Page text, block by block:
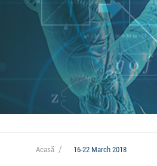
Acasă 16-22 March 2018